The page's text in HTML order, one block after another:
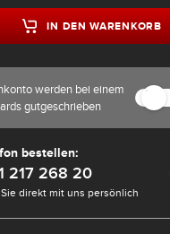
IN DEN WARENKORB
werden bei einem
gutgeschrieben
bestellen:
217 268 20
direkt mit uns persönlich